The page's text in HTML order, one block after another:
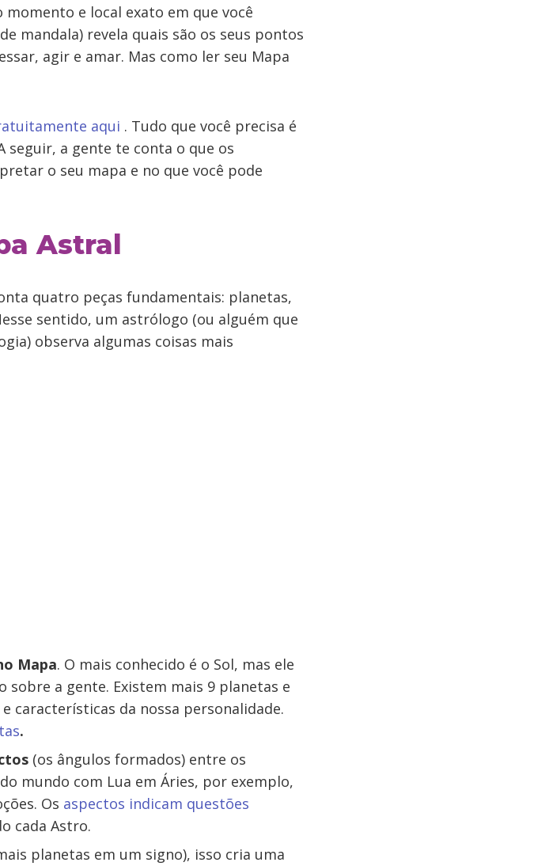
e local exato em que você
mandala) revela quais são os seus pontos
agir e amar. Mas como ler seu Mapa
aqui . Tudo que você precisa é
seguir, a gente te conta o que os
o seu mapa e no que você pode
Astral
quatro peças fundamentais: planetas,
sentido, um astrólogo (ou alguém que
observa algumas coisas mais
Mapa. O mais conhecido é o Sol, mas ele
sobre a gente. Existem mais 9 planetas e
características da nossa personalidade.
.
(os ângulos formados) entre os
mundo com Lua em Áries, por exemplo,
Os aspectos indicam questões
cada Astro.
planetas em um signo), isso cria uma